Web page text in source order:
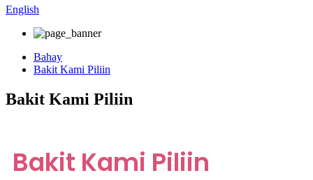
English
Bahay
Bakit Kami Piliin
Bakit Kami Piliin
Bakit Kami Piliin